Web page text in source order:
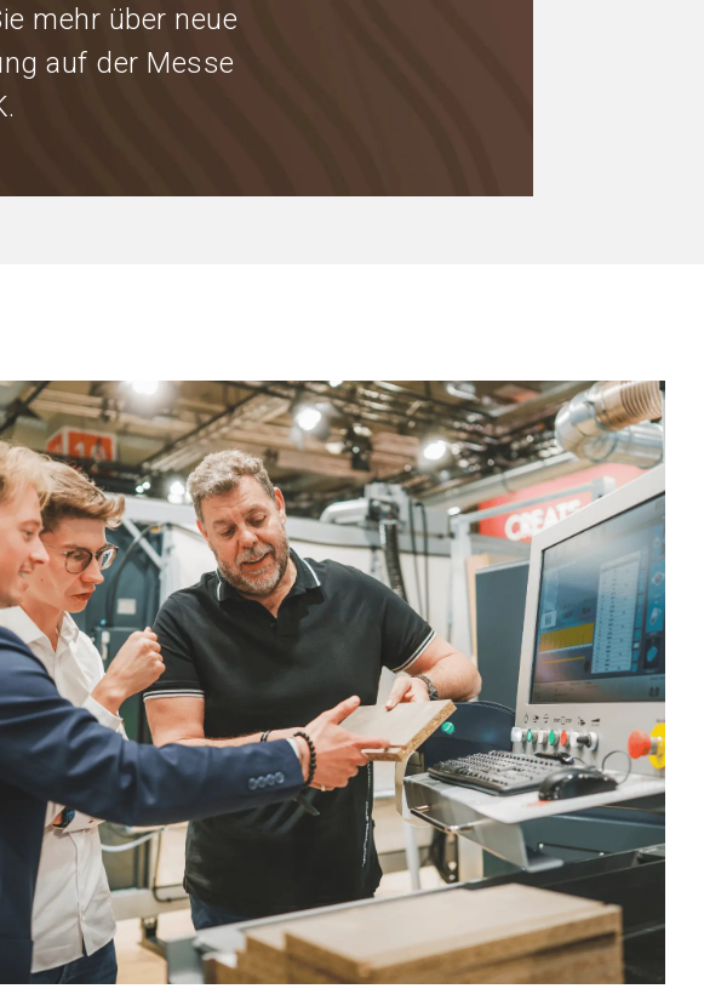
mehr über neue
auf der Messe